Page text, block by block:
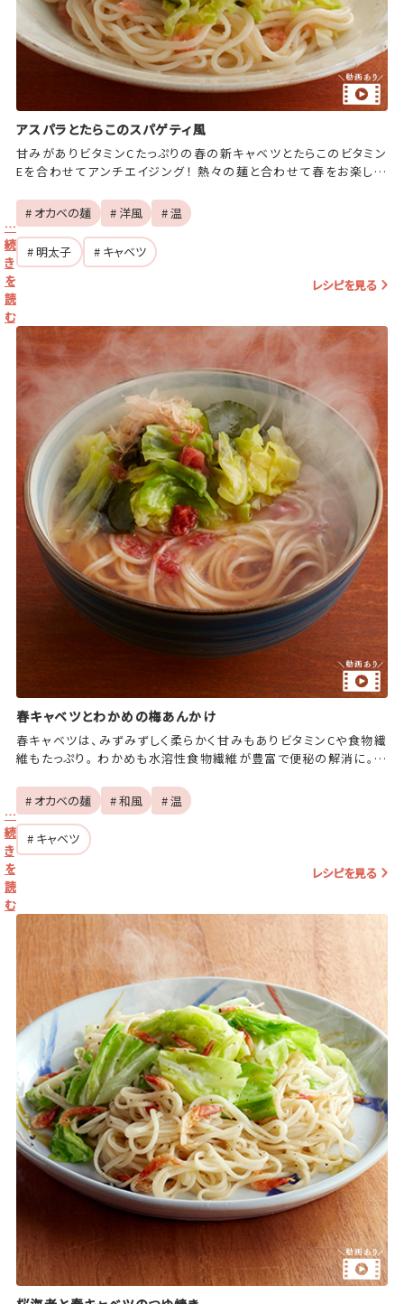
アスパラとたらこのスパゲティ風
甘みがありビタミンCたっぷりの春の新キャベツとたらこのビタミン
Eを合わせてアンチエイジング！ 熱々の麺と合わせて春をお楽しみ
# オカベの麺 # 洋風 # 温
# 明太子
# キャベツ
レシピを見る
春キャベツとわかめの梅あんかけ
春キャベツは、みずみずしく柔らかく甘みもありビタミンCや食物繊
維もたっぷり。 わかめも水溶性食物繊維が豊富で便秘の解消に。梅
食欲を増進してくれます。 胃もたれや腸の詰まりをすっきりさせる、
胃腸に優しいレシピ。
…
続
き
を
読
む
# オカベの麺 # 和風 # 温
# キャベツ
レシピを見る
…
続
き
を
読
む